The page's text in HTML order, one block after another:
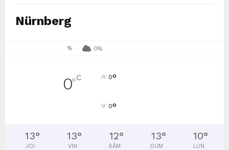
Nürnberg
% 0%
0°C 0°
0°
13°
JOI
13°
VIN
12°
SÂM
13°
DUM
10°
LUN